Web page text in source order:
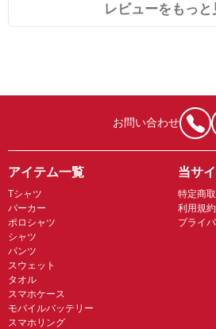
レビューをもっと
お問い合わせ
アイテム一覧
Tシャツ
パーカー
ポロシャツ
シャツ
パンツ
スウェット
タオル
スマホケース
モバイルバッテリー
スマホリング
当サ
特定商
利用規約
プライ